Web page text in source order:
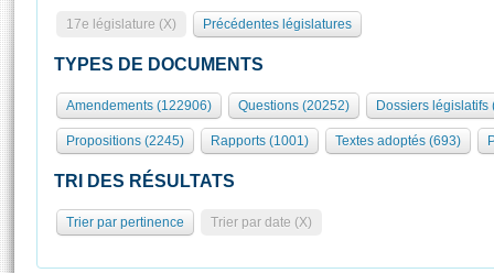
Présidence
577 députés
Groupes politiques
Séance publique
Commissions et autres organes
Europe et International
Pétitions
Rôle et pouvoirs de l'Assemblée
Organisation de l'Assemblée
Présidence Conférence des Présidents Bureau Collège des
Statistiques et chiffres clés
Visiter l'Assemblée
Visite virtuelle du palais Bourbon
Assister à une séance
17e législature (X) Précédentes législatures
TYPES DE DOCUMENTS
Amendements (122906) Questions (20252) Dossiers législatifs
Propositions (2245) Rapports (1001) Textes adoptés (693)
TRI DES RÉSULTATS
Trier par pertinence Trier par date (X)